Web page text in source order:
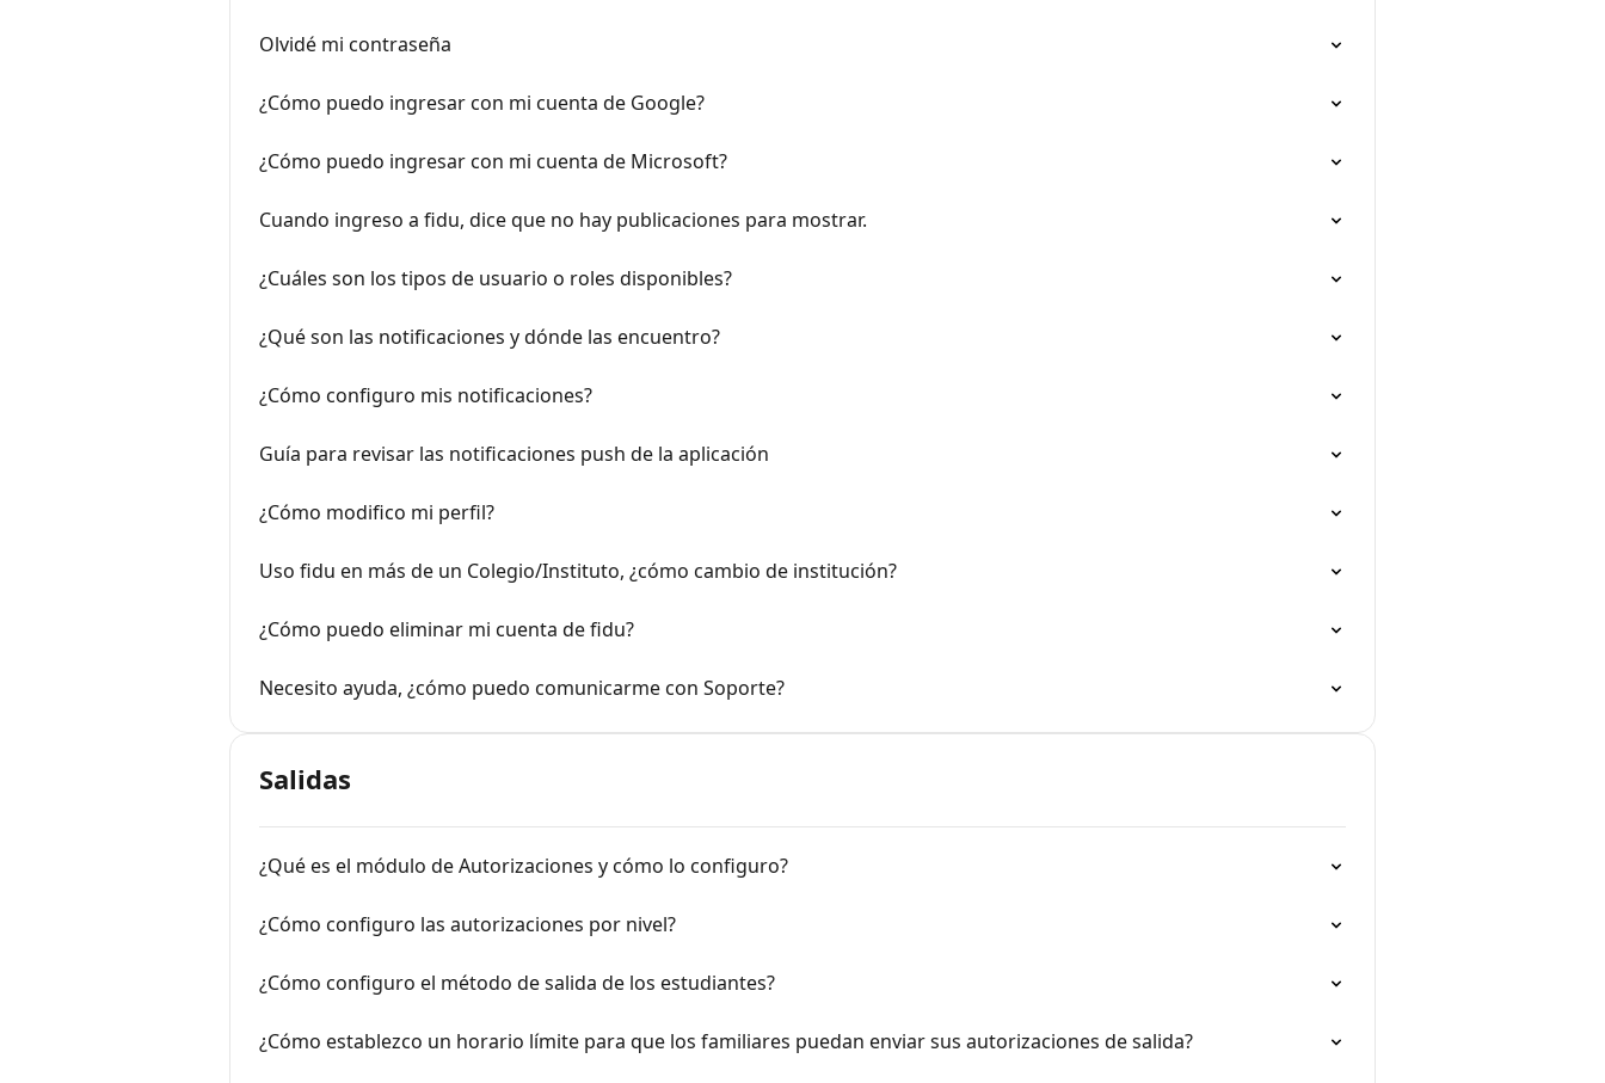
Olvidé mi contraseña
¿Cómo puedo ingresar con mi cuenta de Google?
¿Cómo puedo ingresar con mi cuenta de Microsoft?
Cuando ingreso a fidu, dice que no hay publicaciones para mostrar.
¿Cuáles son los tipos de usuario o roles disponibles?
¿Qué son las notificaciones y dónde las encuentro?
¿Cómo configuro mis notificaciones?
Guía para revisar las notificaciones push de la aplicación
¿Cómo modifico mi perfil?
Uso fidu en más de un Colegio/Instituto, ¿cómo cambio de institución?
¿Cómo puedo eliminar mi cuenta de fidu?
Necesito ayuda, ¿cómo puedo comunicarme con Soporte?
Salidas
¿Qué es el módulo de Autorizaciones y cómo lo configuro?
¿Cómo configuro las autorizaciones por nivel?
¿Cómo configuro el método de salida de los estudiantes?
¿Cómo establezco un horario límite para que los familiares puedan enviar sus autorizaciones de salida?